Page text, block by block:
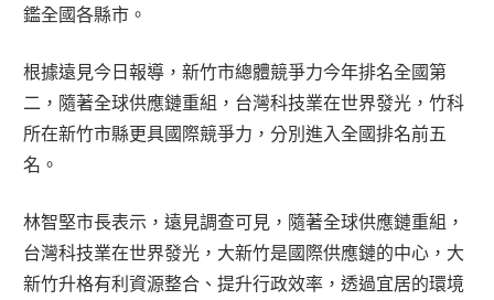
鑑全國各縣市。
根據遠見今日報導，新竹市總體競爭力今年排名全國第
二，隨著全球供應鏈重組，台灣科技業在世界發光，竹科
所在新竹市縣更具國際競爭力，分別進入全國排名前五
名。
林智堅市長表示，遠見調查可見，隨著全球供應鏈重組，
台灣科技業在世界發光，大新竹是國際供應鏈的中心，大
新竹升格有利資源整合、提升行政效率，透過宜居的環境